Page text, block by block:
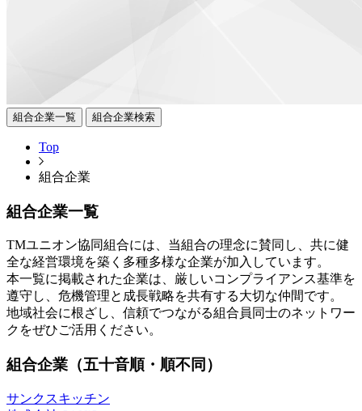
組合企業一覧 組合企業検索
Top
組合企業
組合企業一覧
TMユニオン協同組合には、当組合の理念に賛同し、共に健
全な経営環境を築く多種多様な企業が加入しています。
本一覧に掲載された企業は、厳しいコンプライアンス基準を
遵守し、危機管理と成長戦略を共有する大切な仲間です。
地域社会に根ざし、信頼でつながる組合員同士のネットワー
クをぜひご活用ください。
組合企業（五十音順・順不同）
サンクスキッチン